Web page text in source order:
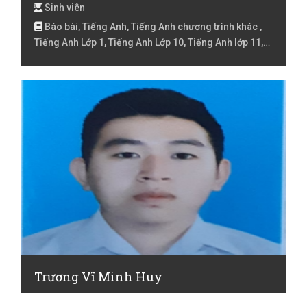
Sinh viên
Báo bài, Tiếng Anh, Tiếng Anh chương trình khác ,
Tiếng Anh Lớp 1, Tiếng Anh Lớp 10, Tiếng Anh lớp 11,
Tiếng Anh lớp 7, Tiếng Anh lớp 8, Tiếng Anh lớp 9 ,
Tiếng Việt Lớp 1, Tiếng Việt Lớp 2, Tiếng Việt lớp 3,
Tiếng Việt lóp 4, Tiếng Việt lớp 5, Toán Lớp 1, Toán Lớp
2, Toán lớp 3, Toán lớp 4, Toán lớp 5, Toán lớp 6, Toán
lớp 7, Toán lớp 8, Toán lớp 9
Trương Vĩ Minh Huy